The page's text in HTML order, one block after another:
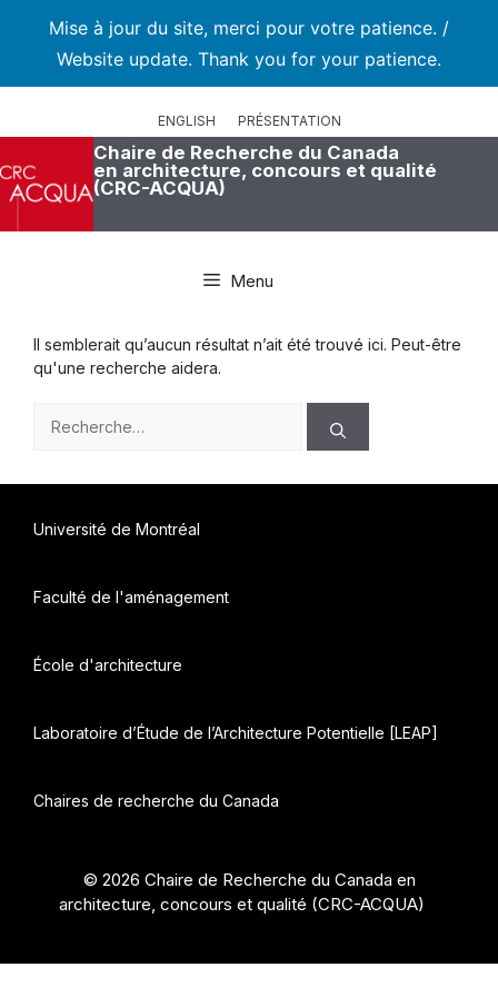
Mise à jour du site, merci pour votre patience. /
Website update. Thank you for your patience.
ENGLISH PRÉSENTATION
Chaire de Recherche du Canada
en architecture, concours et qualité
(CRC-ACQUA)
Menu
Il semblerait qu’aucun résultat n’ait été trouvé ici. Peut-être
qu'une recherche aidera.
Université de Montréal
Faculté de l'aménagement
École d'architecture
Laboratoire d’Étude de l’Architecture Potentielle [LEAP]
Chaires de recherche du Canada
© 2026 Chaire de Recherche du Canada en
architecture, concours et qualité (CRC-ACQUA)